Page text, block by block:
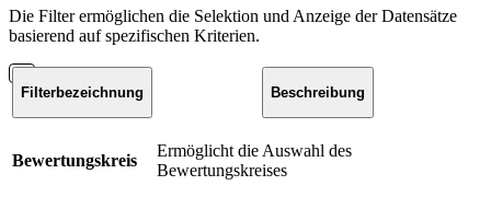
Die Filter ermöglichen die Selektion und Anzeige der Datensätze
basierend auf spezifischen Kriterien.
Filterbezeichnung Beschreibung
Bewertungskreis
Ermöglicht die Auswahl des
Bewertungskreises